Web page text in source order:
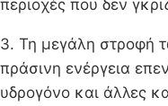
περιοχές που δεν
3. Τη μεγάλη στροφή
πράσινη ενέργεια
υδρογόνο και άλλες